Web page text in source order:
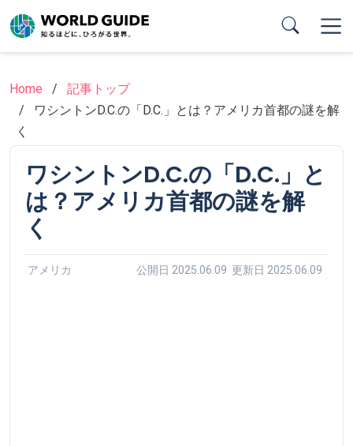
to
main
Home
記事トップ
ワシントンD.C.の「D.C.」とは？アメリカ首都の謎を解
く
ワシントンD.C.の「D.C.」と
は？アメリカ首都の謎を解
く
アメリカ 公開日 2025.06.09 更新日 2025.06.09